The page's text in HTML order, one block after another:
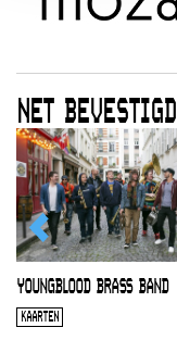
NET BEVESTIGD
YOUNGBLOOD BRASS BAND
KAARTEN